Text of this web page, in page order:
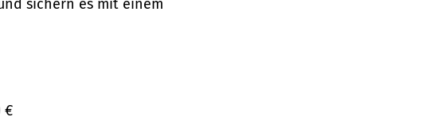
sichern es mit einem
€